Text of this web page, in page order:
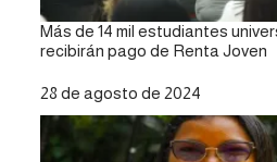
Más de 14 mil estudiantes
recibirán pago de Renta Joven
Fecha
28 de agosto de 2024